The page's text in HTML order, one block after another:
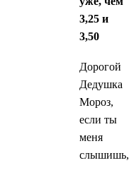
3,25 и
3,50
Дорогой
Дедушка
Мороз,
если ты
меня
слышишь,